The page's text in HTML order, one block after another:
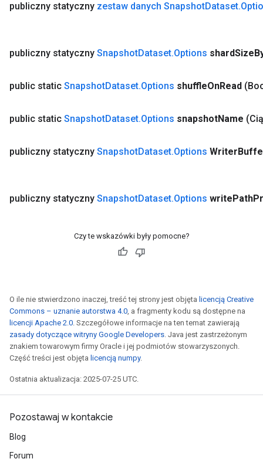
publiczny statyczny zestaw danych SnapshotDataset.
publiczny statyczny SnapshotDataset.Options shardSize
public static SnapshotDataset.Options shuffleOnRead
public static SnapshotDataset.Options snapshotName
publiczny statyczny SnapshotDataset.Options Writer
publiczny statyczny SnapshotDataset.Options writePath
Czy te wskazówki były pomocne?
O ile nie stwierdzono inaczej, treść tej strony jest objęta licencją Creative
Commons – uznanie autorstwa 4.0, a fragmenty kodu są dostępne na
licencji Apache 2.0. Szczegółowe informacje na ten temat zawierają
zasady dotyczące witryny Google Developers. Java jest zastrzeżonym
znakiem towarowym firmy Oracle i jej podmiotów stowarzyszonych.
Część treści jest objęta licencją numpy.
Ostatnia aktualizacja: 2025-07-25 UTC.
Pozostawaj w kontakcie
Blog
Forum